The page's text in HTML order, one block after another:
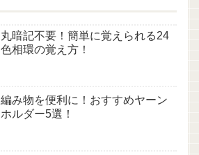
丸暗記不要！簡単に覚えられる24
色相環の覚え方！
編み物を便利に！おすすめヤーン
ホルダー5選！